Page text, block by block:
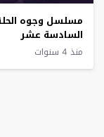
السادسة عشر
منذ 4 سنوات